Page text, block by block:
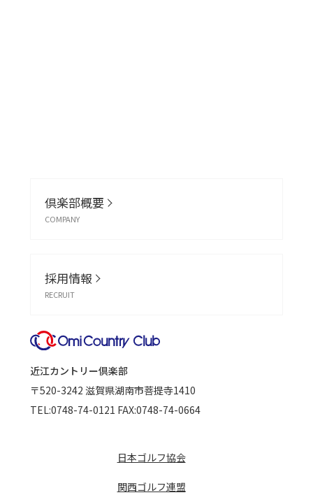
倶楽部概要
COMPANY
採用情報
RECRUIT
近江カントリー倶楽部
〒520-3242 滋賀県湖南市菩提寺1410
TEL:0748-74-0121 FAX:0748-74-0664
日本ゴルフ協会
関西ゴルフ連盟